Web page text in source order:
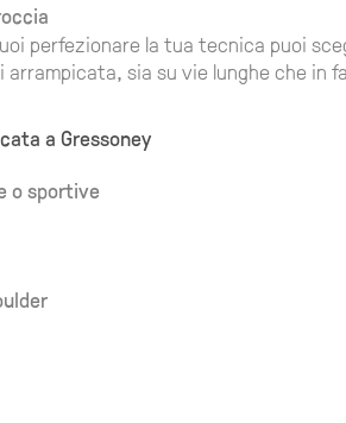
perfezionare la tua tecnica puoi
sia su vie lunghe che in
a Gressoney
o sportive